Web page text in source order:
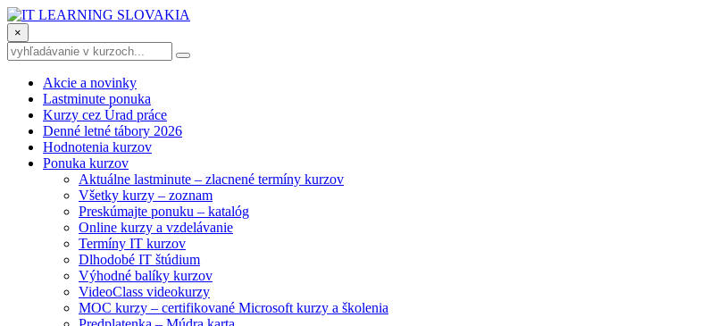
×
Akcie a novinky
Lastminute ponuka
Kurzy cez Úrad práce
Denné letné tábory 2026
Hodnotenia kurzov
Ponuka kurzov
Aktuálne lastminute – zlacnené termíny kurzov
Všetky kurzy – zoznam
Preskúmajte ponuku – katalóg
Online kurzy a vzdelávanie
Termíny IT kurzov
Dlhodobé IT štúdium
Výhodné balíky kurzov
VideoClass videokurzy
MOC kurzy – certifikované Microsoft kurzy a školenia